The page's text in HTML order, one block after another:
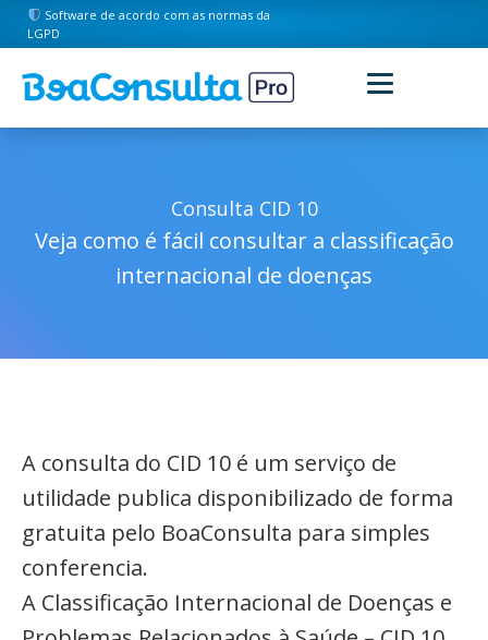
Software de acordo com as normas da
LGPD
Consulta CID 10
Veja como é fácil consultar a classificação
internacional de doenças
A consulta do CID 10 é um serviço de
utilidade publica disponibilizado de forma
gratuita pelo BoaConsulta para simples
conferencia.
A Classificação Internacional de Doenças e